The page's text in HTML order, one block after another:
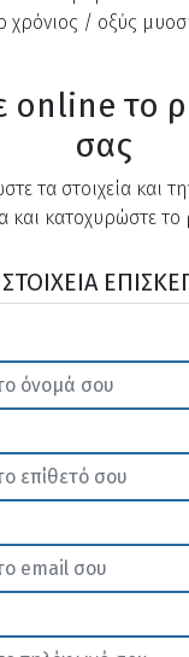
χρόνιος / οξύς
online το
σας
τα στοιχεία και
και κατοχυρώστε το
ΣΤΟΙΧΕΙΑ